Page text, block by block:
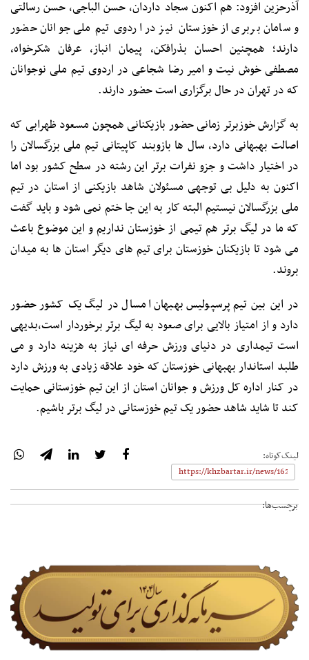
آذرحزین افزود: هم اکنون سجاد داردان، حسن الباجی، حسن رسالتی
و سامان بربری از خوزستان نیز در اردوی تیم ملی جوانان حضور
دارند؛ همچنین احسان بذرافکن، پیمان انباز، عرفان شکرخواه،
مصطفی خوش نیت و امیر رضا شجاعی در اردوی تیم ملی نوجوانان
که در تهران در حال برگزاری است حضور دارند.
به گزارش خوزبرتر زمانی حضور بازیکنانی همچون مسعود ظهرابی که
اصالت بهبهانی دارد، سال ها بازوبند کاپیتانی تیم ملی بزرگسالان را
در اختیار داشت و جزو نفرات برتر این رشته در سطح کشور بود اما
اکنون به دلیل بی توجهی مسئولان شاهد بازیکنی از استان در تیم
ملی بزرگسالان نیستیم البته کار به این جا ختم نمی شود و باید گفت
که ما در لیگ برتر هم تیمی از خوزستان نداریم و این موضوع باعث
می شود تا بازیکنان خوزستان برای تیم های دیگر استان ها به میدان
بروند.
در این بین تیم پرسپولیس بهبهان امسال در لیگ یک کشور حضور
دارد و از امتیاز بالایی برای صعود به لیگ برتر برخوردار است،بدیهی
است تیمداری در دنیای ورزش حرفه ای نیاز به هزینه دارد و می
طلبد استاندار بهبهانی خوزستان که خود علاقه زیادی به ورزش دارد
در کنار اداره کل ورزش و جوانان استان از این تیم خوزستانی حمایت
کند تا شاید شاهد حضور یک تیم خوزستانی در لیگ برتر باشیم.
لینک‌کوتاه:
برچسب‌ها: